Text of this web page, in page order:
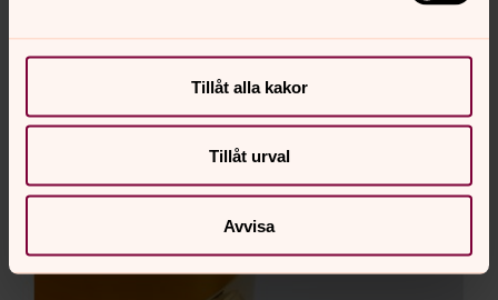
Tillåt alla kakor
Tillåt urval
Avvisa